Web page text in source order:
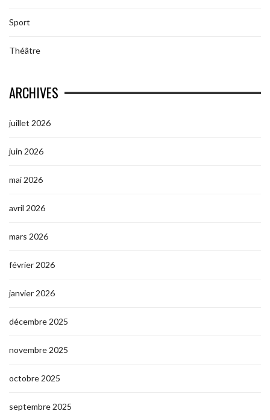
Sport
Théâtre
ARCHIVES
juillet 2026
juin 2026
mai 2026
avril 2026
mars 2026
février 2026
janvier 2026
décembre 2025
novembre 2025
octobre 2025
septembre 2025